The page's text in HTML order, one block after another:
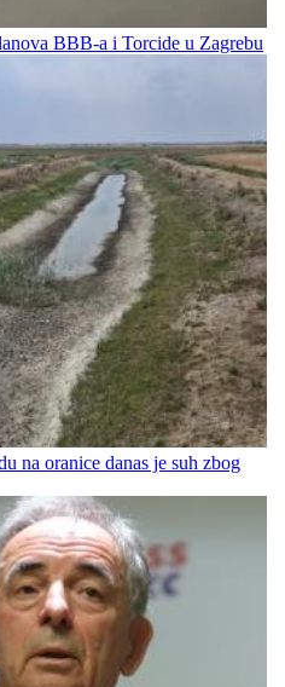
BBB-a i Torcide u Zagrebu
na oranice danas je suh zbog